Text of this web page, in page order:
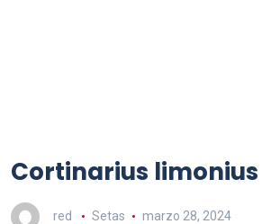
Cortinarius limonius
red Setas marzo 28, 2024